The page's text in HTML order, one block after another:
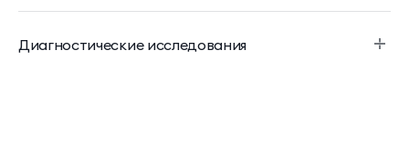
Диагностические исследования